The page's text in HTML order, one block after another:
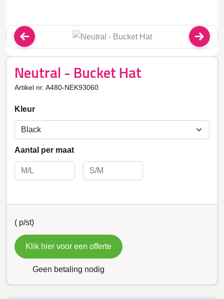
Neutral - Bucket Hat
Artikel nr. A480-NEK93060
Kleur
Aantal per maat
( p/st)
Klik hier voor een offerte
Geen betaling nodig